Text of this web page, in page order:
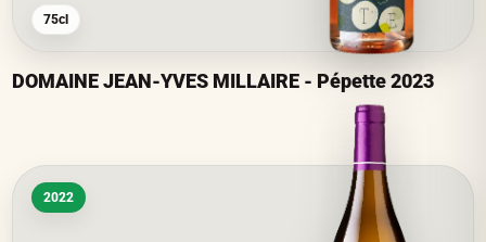
75cl
DOMAINE JEAN-YVES MILLAIRE - Pépette 2023
2022